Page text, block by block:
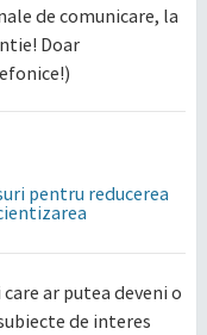
de comunicare, la
Doar
pentru reducerea
ar putea deveni o
de interes